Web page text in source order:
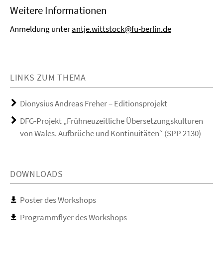
Weitere Informationen
Anmeldung unterantje.wittstock@fu-berlin.de
LINKS ZUM THEMA
Dionysius Andreas Freher – Editionsprojekt
DFG-Projekt „Frühneuzeitliche Übersetzungskulturen
von Wales. Aufbrüche und Kontinuitäten“ (SPP 2130)
DOWNLOADS
Poster des Workshops
Programmflyer des Workshops